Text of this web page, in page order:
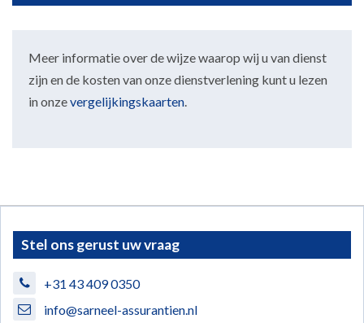
Meer informatie over de wijze waarop wij u van dienst
zijn en de kosten van onze dienstverlening kunt u lezen
in onzevergelijkingskaarten
Stel ons gerust uw vraag
+31 43 409 0350
info@sarneel-assurantien.nl